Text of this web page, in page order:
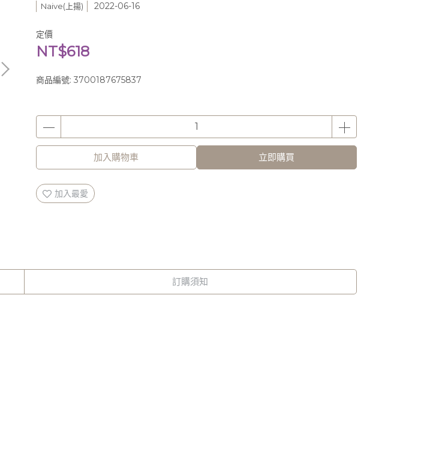
Naive(上揚) 2022-06-16
定價
NT$618
商品編號: 3700187675837
加入購物車 立即購買
加入最愛
訂購須知